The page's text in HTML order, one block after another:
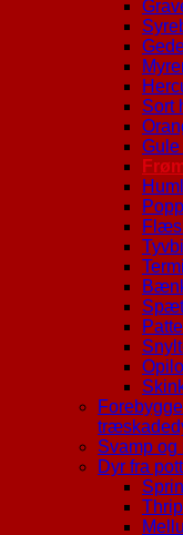
Sort
Gule
Opilo
Svamp
Dyr fra